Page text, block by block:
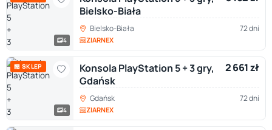
4
Bielsko-Biała
Bielsko-Biała 72 dni
ZIARNEX
🏪 SKLEP
4
Konsola PlayStation 5 + 3 gry,
Gdańsk
2 661 zł
Gdańsk 72 dni
ZIARNEX